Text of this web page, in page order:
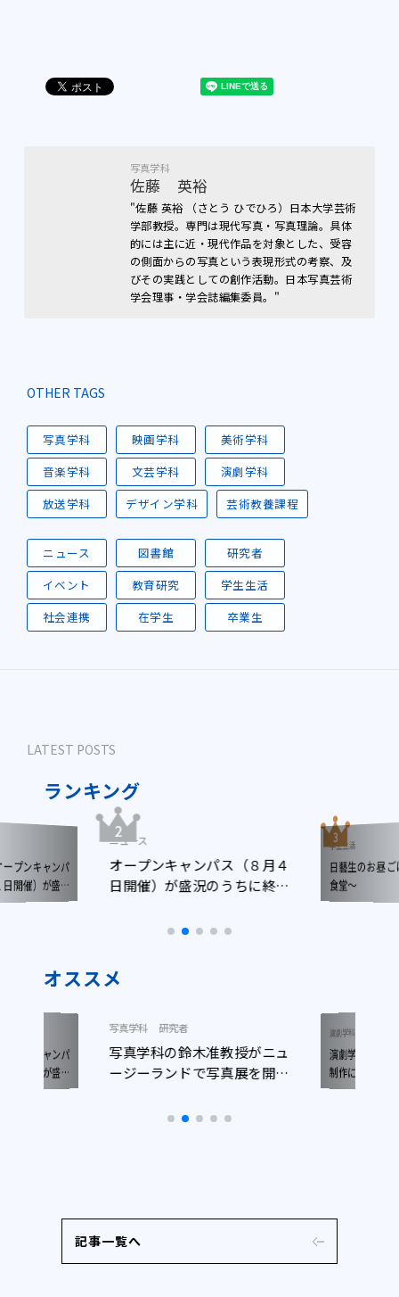
写真学科
佐藤 英裕
"佐藤 英裕 （さとう ひでひろ）日本大学芸術
学部教授。専門は現代写真・写真理論。具体
的には主に近・現代作品を対象とした、受容
の側面からの写真という表現形式の考察、及
びその実践としての創作活動。日本写真芸術
学会理事・学会誌編集委員。"
OTHER TAGS
写真学科 映画学科
美術学科
音楽学科
文芸学科
演劇学科
放送学科
デザイン学科 芸術教養課程
ニュース 図書館
研究者
イベント
教育研究
学生生活
社会連携
在学生 卒業生
LATEST POSTS
ランキング
プンキャンパ
開催）が盛況
ました
ニュース
オープンキャンパス（８月４
日開催）が盛況のうちに終了
学生生活
日藝生のお昼
食堂～
オススメ
プンキャンパ
開催）が盛況
写真学科 研究者
写真学科の鈴木准教授がニュ
ージーランドで写真展を開催
演劇学科
演劇学科生が
制作に参加！
記事一覧へ